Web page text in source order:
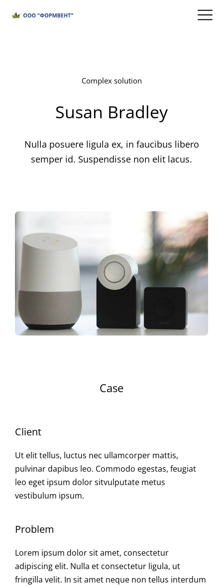
Complex solution
Susan Bradley
Nulla posuere ligula ex, in faucibus libero
semper id. Suspendisse non elit lacus.
Case
Client
Ut elit tellus, luctus nec ullamcorper mattis,
pulvinar dapibus leo. Commodo egestas, feugiat
leo eget ipsum dolor sitvulputate metus
vestibulum ipsum.
Problem
Lorem ipsum dolor sit amet, consectetur
adipiscing elit. Nulla et consectetur ligula, ut
fringilla velit. In sit amet neque non tellus interdum